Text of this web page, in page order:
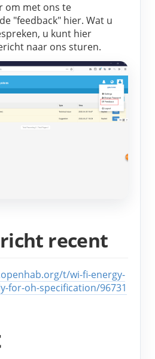
voor fabrieken
om met ons te
"feedback" hier. Wat u
u kunt hier
naar ons sturen.
recent
t/wi-fi-energy-
for-oh-specification/96731